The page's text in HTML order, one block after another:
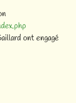
ont engagé